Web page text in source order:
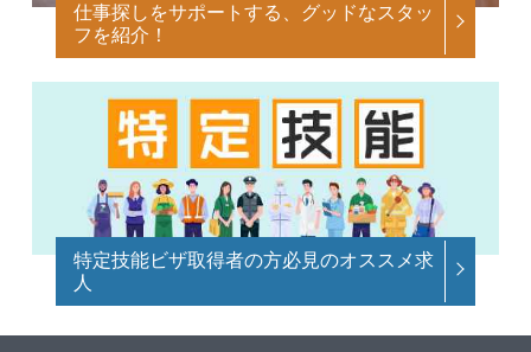
仕事探しをサポートする、グッドなスタッ
フを紹介！
特定技能ビザ取得者の方必見のオススメ求
人